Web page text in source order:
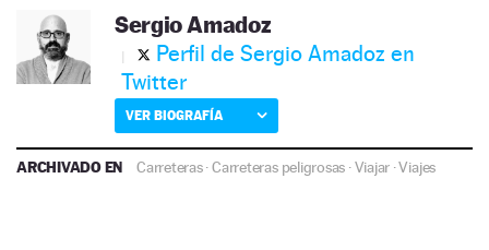
Sergio Amadoz
Perfil de Sergio Amadoz en
Twitter
VER BIOGRAFÍA
ARCHIVADO EN Carreteras·Carreteras peligrosas ·Viajar ·Viajes